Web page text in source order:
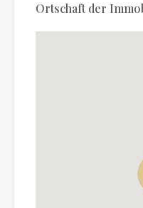
Ortschaft der